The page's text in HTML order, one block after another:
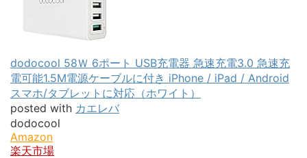
dodocool 58Ｗ 6ポート USB充電器 急速充電3.0 急速充
電可能1.5M電源ケーブルに付き iPhone / iPad / Android
スマホ/タブレットに対応（ホワイト）
posted with カエレバ
dodocool
Amazon
楽天市場